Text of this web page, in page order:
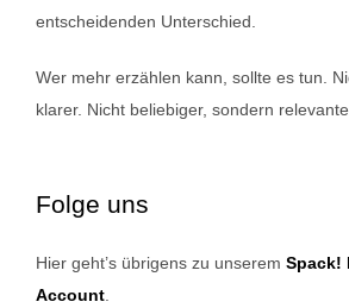
entscheidenden Unterschied.
Wer mehr erzählen kann, sollte es tun.
klarer. Nicht beliebiger, sondern
Folge uns
Hier geht’s übrigens zu unserem Spack!
Account